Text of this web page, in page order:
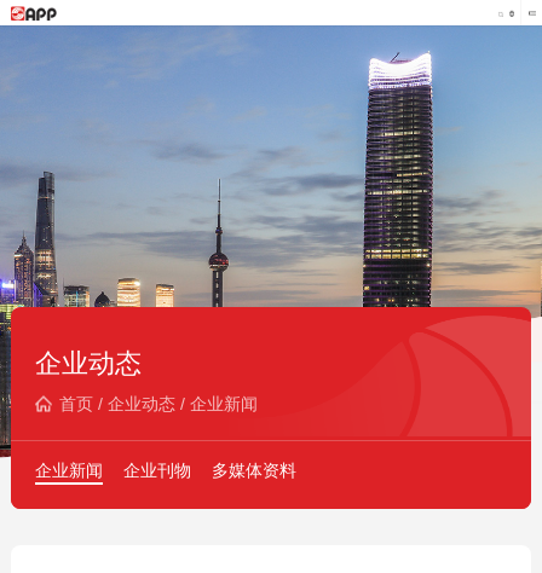
企业动态
首页/ 企业动态/ 企业新闻
企业新闻 企业刊物 多媒体资料